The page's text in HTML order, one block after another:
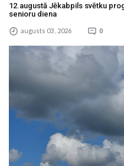
12.augustā Jēkabpils svētku
senioru diena
augusts 03 , 2026 0